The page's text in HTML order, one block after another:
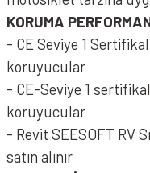
KORUMA
- CE Seviye 1
koruyucular
- CE-Seviye 1
koruyucular
- Revit SEESOFT RV
satın alınır